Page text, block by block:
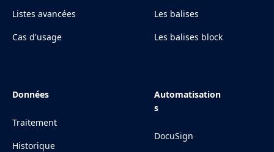
Listes avancées
Cas d'usage
Les balises
Les balises block
Données
Traitement
Historique
Automatisation
s
DocuSign